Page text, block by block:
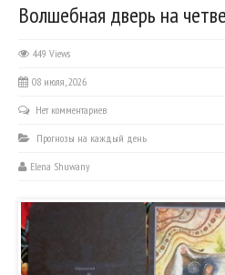
Волшебная дверь на
449 Views
08 июля, 2026
Нет комментариев
Прогнозы на каждый день
Elena Shuwany